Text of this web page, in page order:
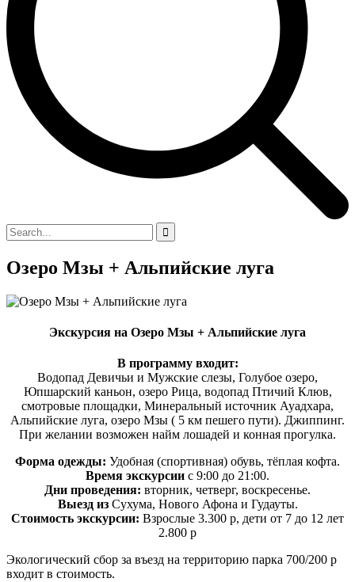
Озеро Мзы + Альпийские луга
Экскурсия на Озеро Мзы + Альпийские луга
В программу входит:
Водопад Девичьи и Мужские слезы, Голубое озеро,
Юпшарский каньон, озеро Рица, водопад Птичий Клюв,
смотровые площадки, Минеральный источник Ауадхара,
Альпийские луга, озеро Мзы ( 5 км пешего пути). Джиппинг.
При желании возможен найм лошадей и конная прогулка.
Форма одежды: Удобная (спортивная) обувь, тёплая кофта.
Время экскурсии с 9:00 до 21:00.
Дни проведения: вторник, четверг, воскресенье.
Выезд изСухума, Нового Афона и Гудауты.
Стоимость экскурсии: Взрослые 3.300 р, дети от 7 до 12 лет
2.800 р
Экологический сбор за въезд на территорию парка 700/200 р
входит в стоимость.